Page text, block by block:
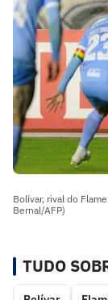
Bolívar, rival do
Bernal/AFP)
TUDO